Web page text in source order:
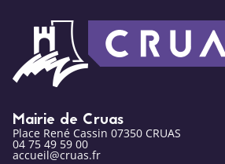
Mairie de Cruas
Place René Cassin 07350 CRUAS
04 75 49 59 00
accueil@cruas.fr